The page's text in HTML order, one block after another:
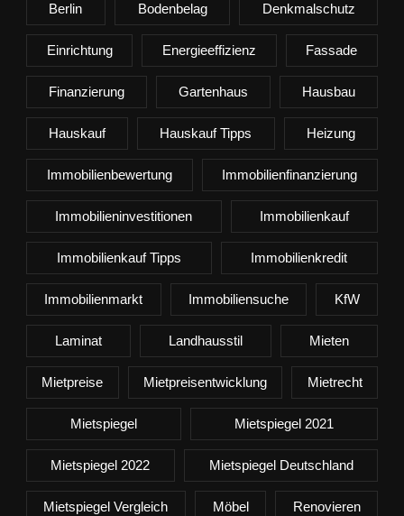
Berlin Bodenbelag Denkmalschutz
Einrichtung Energieeffizienz Fassade
Finanzierung Gartenhaus Hausbau
Hauskauf Hauskauf Tipps Heizung
Immobilienbewertung Immobilienfinanzierung
Immobilieninvestitionen Immobilienkauf
Immobilienkauf Tipps Immobilienkredit
Immobilienmarkt Immobiliensuche KfW
Laminat Landhausstil Mieten
Mietpreise Mietpreisentwicklung Mietrecht
Mietspiegel Mietspiegel 2021
Mietspiegel 2022 Mietspiegel Deutschland
Mietspiegel Vergleich Möbel Renovieren